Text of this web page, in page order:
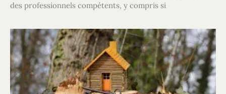
des professionnels compétents, y compris si